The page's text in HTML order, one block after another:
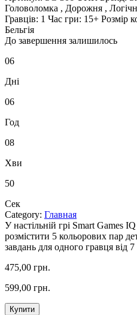
Головоломка , Дорожня ,
Гравців: 1 Час гри: 15+ Розмір
Бельгія
До завершення залишилось
06
Дні
06
Год
08
Хви
48
Сек
Category: Главная
У настільній грі Smart Games
розмістити 5 кольорових пар
завдань для одного гравця від 7
475,00 грн.
599,00 грн.
Купити